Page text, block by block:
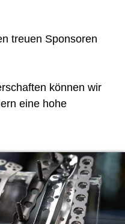
treuen Sponsoren
können wir
eine hohe